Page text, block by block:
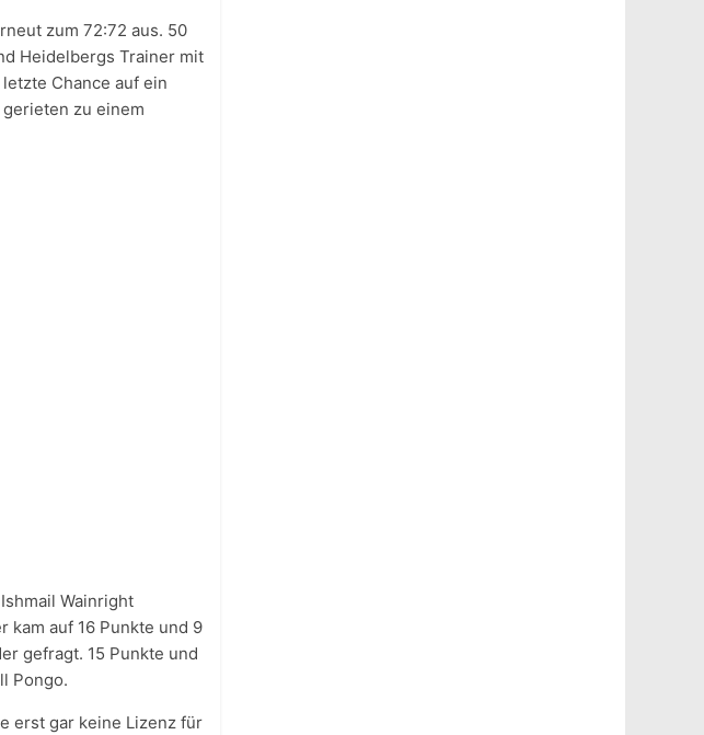
zum 72:72 aus. 50
Heidelbergs Trainer mit
Chance auf ein
zu einem
Wainright
kam auf 16 Punkte und 9
gefragt. 15 Punkte und
Pongo.
erst gar keine Lizenz für